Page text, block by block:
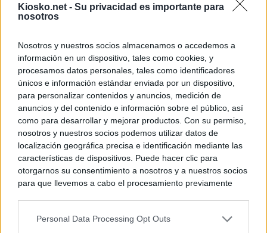
Kiosko.net - Su privacidad es importante para
nosotros
Nosotros y nuestros socios almacenamos o accedemos a
información en un dispositivo, tales como cookies, y
procesamos datos personales, tales como identificadores
únicos e información estándar enviada por un dispositivo,
para personalizar contenidos y anuncios, medición de
anuncios y del contenido e información sobre el público, así
como para desarrollar y mejorar productos. Con su permiso,
nosotros y nuestros socios podemos utilizar datos de
localización geográfica precisa e identificación mediante las
características de dispositivos. Puede hacer clic para
otorgarnos su consentimiento a nosotros y a nuestros socios
para que llevemos a cabo el procesamiento previamente
negar su consentimiento. Tenga en cuenta que algún
Personal Data Processing Opt Outs